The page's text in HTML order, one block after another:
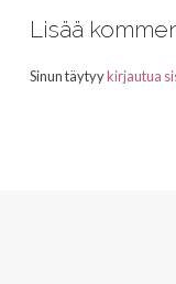
Lisää
Sinun täytyykirjautua